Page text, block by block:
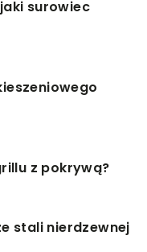
surowiec
z pokrywą?
stali nierdzewnej